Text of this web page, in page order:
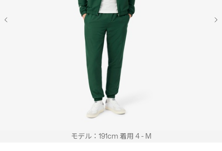
モデル：191cm 着用 4 - M